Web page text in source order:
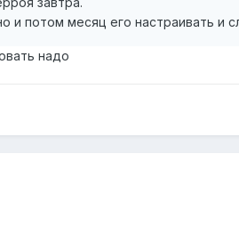
потом месяц его настраивать и
надо